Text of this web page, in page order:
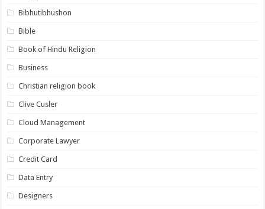
Bibhutibhushon
Bible
Book of Hindu Religion
Business
Christian religion book
Clive Cusler
Cloud Management
Corporate Lawyer
Credit Card
Data Entry
Designers